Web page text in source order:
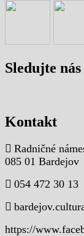
Sledujte nás
Kontakt
Radničné
085 01 Bardejov
054 472 30 13
https://